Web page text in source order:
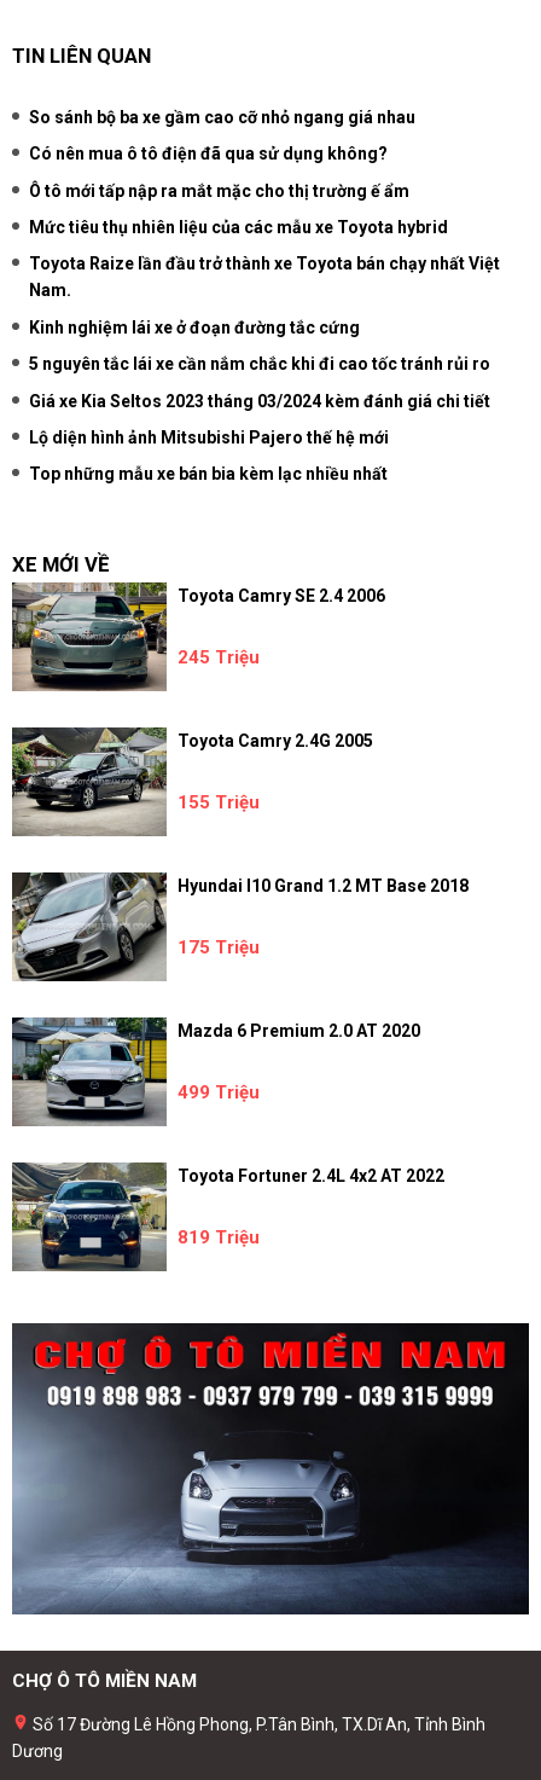
TIN LIÊN QUAN
So sánh bộ ba xe gầm cao cỡ nhỏ ngang giá nhau
Có nên mua ô tô điện đã qua sử dụng không?
Ô tô mới tấp nập ra mắt mặc cho thị trường ế ẩm
Mức tiêu thụ nhiên liệu của các mẫu xe Toyota hybrid
Toyota Raize lần đầu trở thành xe Toyota bán chạy nhất Việt
Nam.
Kinh nghiệm lái xe ở đoạn đường tắc cứng
5 nguyên tắc lái xe cần nắm chắc khi đi cao tốc tránh rủi ro
Giá xe Kia Seltos 2023 tháng 03/2024 kèm đánh giá chi tiết
Lộ diện hình ảnh Mitsubishi Pajero thế hệ mới
Top những mẫu xe bán bia kèm lạc nhiều nhất
XE MỚI VỀ
Toyota Camry SE 2.4 2006
245 Triệu
Toyota Camry 2.4G 2005
155 Triệu
Hyundai I10 Grand 1.2 MT Base 2018
175 Triệu
Mazda 6 Premium 2.0 AT 2020
499 Triệu
Toyota Fortuner 2.4L 4x2 AT 2022
819 Triệu
CHỢ Ô TÔ MIỀN NAM
Số 17 Đường Lê Hồng Phong, P.Tân Bình, TX.Dĩ An, Tỉnh Bình
Dương